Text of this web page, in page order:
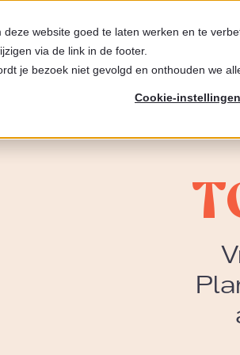
website goed te laten werken en te
via de link in de footer.
je bezoek niet gevolgd en onthouden we
Cookie-instellingen
t